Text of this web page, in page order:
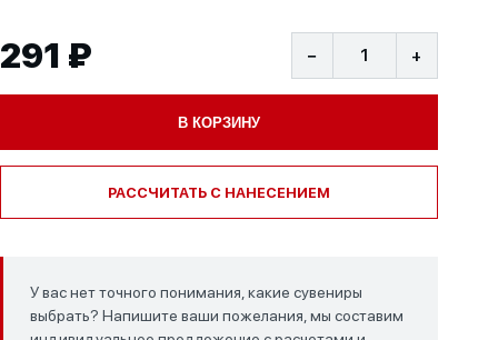
291 ₽ − +
В КОРЗИНУ
РАССЧИТАТЬ С НАНЕСЕНИЕМ
У вас нет точного понимания, какие сувениры
выбрать? Напишите ваши пожелания, мы составим